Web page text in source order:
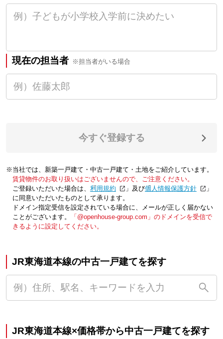
現在の担当者 ※担当者がいる場合
今すぐ登録する
※当社では、新築一戸建て・中古一戸建て・土地をご紹介しています。
賃貸物件のお取り扱いはございませんので、ご注意ください。
ご登録いただいた場合は、「利用規約 」及び「個人情報保護方針
」
に同意いただいたものとして承ります。
ドメイン指定受信を設定されている場合に、メールが正しく届かない
ことがございます。
「@openhouse-group.com」のドメインを受信で
きるように設定してください。
JR東海道本線の中古一戸建てを探す
JR東海道本線×価格帯から中古一戸建てを探す